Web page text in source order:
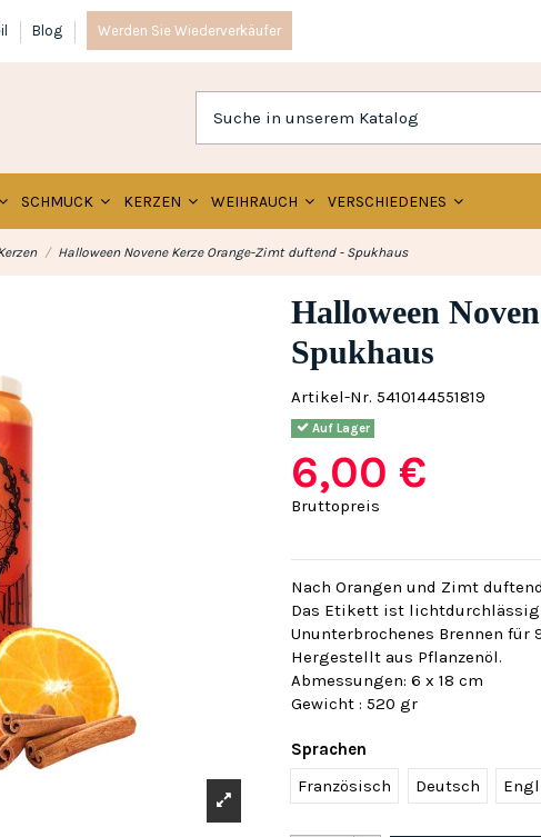
Blog Werden Sie Wiederverkäufer
SCHMUCK KERZEN WEIHRAUCH VERSCHIEDENES
Halloween Novene Kerze Orange-Zimt duftend - Spukhaus
Halloween
Spukhaus
Artikel-Nr. 5410144551819
Auf Lager
6,00 €
Bruttopreis
Nach Orangen und Zimt
Das Etikett ist lichtdurchlässig
Ununterbrochenes Brennen für
Hergestellt aus Pflanzenöl.
Abmessungen: 6 x 18 cm
Gewicht : 520 gr
Sprachen
Französisch
Deutsch